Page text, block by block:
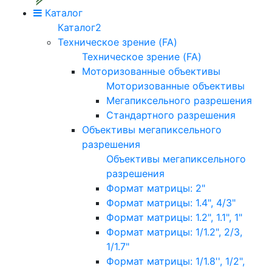
Каталог
Каталог2
Техническое зрение (FA)
Техническое зрение (FA)
Моторизованные объективы
Моторизованные объективы
Мегапиксельного разрешения
Стандартного разрешения
Объективы мегапиксельного
разрешения
Объективы мегапиксельного
разрешения
Формат матрицы: 2"
Формат матрицы: 1.4", 4/3"
Формат матрицы: 1.2", 1.1", 1"
Формат матрицы: 1/1.2", 2/3,
1/1.7"
Формат матрицы: 1/1.8'', 1/2",